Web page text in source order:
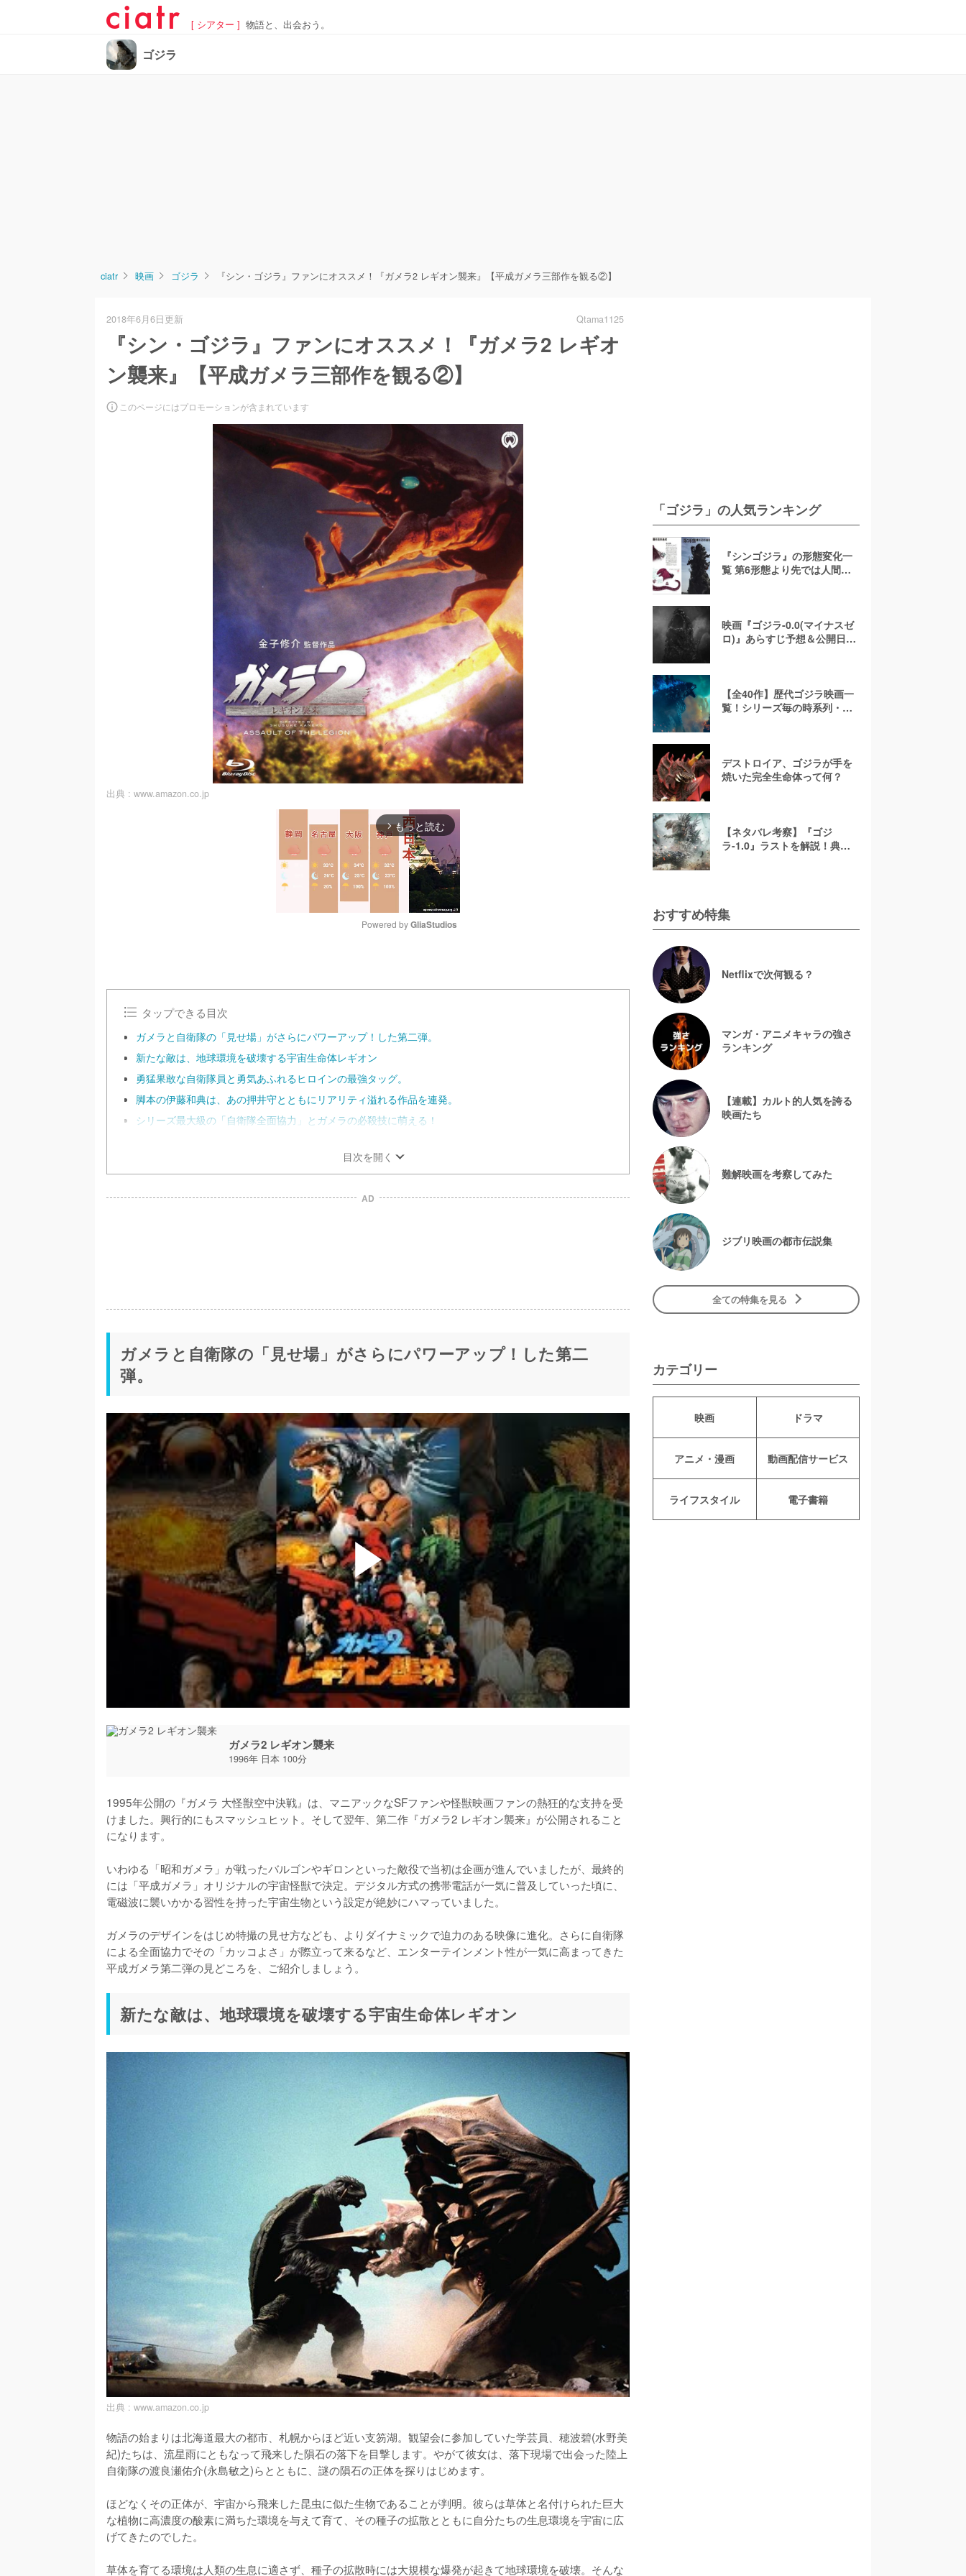
[ シアター ] 物語と、出会おう。
ゴジラ
ciatr 映画 ゴジラ 『シン・ゴジラ』ファンにオススメ！『ガメラ2 レギオン襲来』【平成ガメラ三部作を観る②】
2018年6月6日更新 Qtama1125
『シン・ゴジラ』ファンにオススメ！『ガメラ2 レギオ
ン襲来』【平成ガメラ三部作を観る②】
このページにはプロモーションが含まれています
出典 : www.amazon.co.jp
arrow_forward_ios もっと読む
u
Powered by GliaStudios
タップできる目次
ガメラと自衛隊の「見せ場」がさらにパワーアップ！した第二弾。
新たな敵は、地球環境を破壊する宇宙生命体レギオン
勇猛果敢な自衛隊員と勇気あふれるヒロインの最強タッグ。
脚本の伊藤和典は、あの押井守とともにリアリティ溢れる作品を連発。
シリーズ最大級の「自衛隊全面協力」とガメラの必殺技に萌える！
目次を開く
AD
ガメラと自衛隊の「見せ場」がさらにパワーアップ！した第二
弾。
ガメラ2 レギオン襲来
1996年 日本 100分
1995年公開の『ガメラ 大怪獣空中決戦』は、マニアックなSFファンや怪獣映画ファンの熱狂的な支持を受
けました。興行的にもスマッシュヒット。そして翌年、第二作『ガメラ2 レギオン襲来』が公開されること
になります。
いわゆる「昭和ガメラ」が戦ったバルゴンやギロンといった敵役で当初は企画が進んでいましたが、最終的
には「平成ガメラ」オリジナルの宇宙怪獣で決定。デジタル方式の携帯電話が一気に普及していった頃に、
電磁波に襲いかかる習性を持った宇宙生物という設定が絶妙にハマっていました。
ガメラのデザインをはじめ特撮の見せ方なども、よりダイナミックで迫力のある映像に進化。さらに自衛隊
による全面協力でその「カッコよさ」が際立って来るなど、エンターテインメント性が一気に高まってきた
平成ガメラ第二弾の見どころを、ご紹介しましょう。
新たな敵は、地球環境を破壊する宇宙生命体レギオン
出典 : www.amazon.co.jp
物語の始まりは北海道最大の都市、札幌からほど近い支笏湖。観望会に参加していた学芸員、穂波碧(水野美
紀)たちは、流星雨にともなって飛来した隕石の落下を目撃します。やがて彼女は、落下現場で出会った陸上
自衛隊の渡良瀬佑介(永島敏之)らとともに、謎の隕石の正体を探りはじめます。
ほどなくその正体が、宇宙から飛来した昆虫に似た生物であることが判明。彼らは草体と名付けられた巨大
な植物に高濃度の酸素に満ちた環境を与えて育て、その種子の拡散とともに自分たちの生息環境を宇宙に広
げてきたのでした。
草体を育てる環境は人類の生息に適さず、種子の拡散時には大規模な爆発が起きて地球環境を破壊。そんな
「ゴジラ」の人気ランキング
『シンゴジラ』の形態変化一
覧 第6形態より先では人間型
映画『ゴジラ-0.0(マイナスゼ
ロ)』あらすじ予想＆公開日解
【全40作】歴代ゴジラ映画一
覧！シリーズ毎の時系列・順
デストロイア、ゴジラが手を
焼いた完全生命体って何？
【ネタバレ考察】『ゴジ
ラ-1.0』ラストを解説！典子
おすすめ特集
Netflixで次何観る？
マンガ・アニメキャラの強さ
ランキング
【連載】カルト的人気を誇る
映画たち
難解映画を考察してみた
ジブリ映画の都市伝説集
全ての特集を見る
カテゴリー
映画 ドラマ
アニメ・漫画 動画配信サービス
ライフスタイル 電子書籍